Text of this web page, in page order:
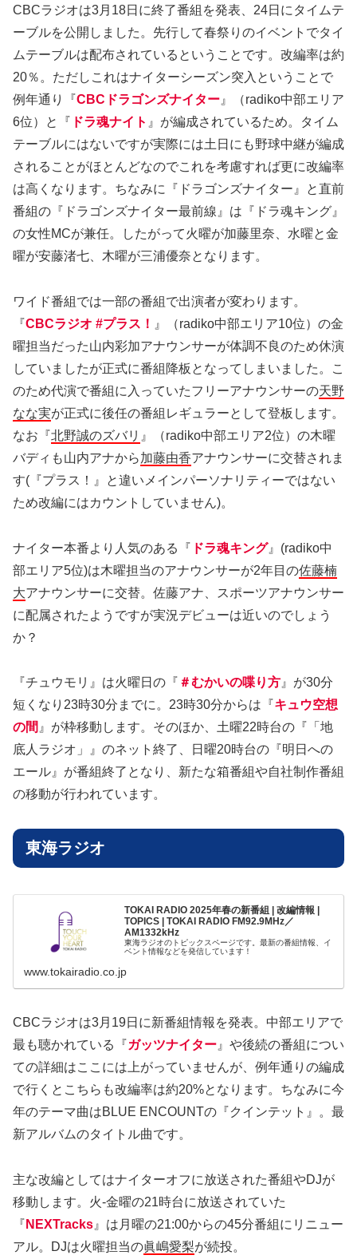
CBCラジオは3月18日に終了番組を発表、24日にタイムテ
ーブルを公開しました。先行して春祭りのイベントでタイ
ムテーブルは配布されているということです。改編率は約
20％。ただしこれはナイターシーズン突入ということで
例年通り『CBCドラゴンズナイター 』（radiko中部エリア
6位）と『 ドラ魂ナイト 』が編成されているため。タイム
テーブルにはないですが実際には土日にも野球中継が編成
されることがほとんどなのでこれを考慮すれば更に改編率
は高くなります。ちなみに『ドラゴンズナイター』と直前
番組の『ドラゴンズナイター最前線』は『ドラ魂キング』
の女性MCが兼任。したがって火曜が加藤里奈、水曜と金
曜が安藤渚七、木曜が三浦優奈となります。
ワイド番組では一部の番組で出演者が変わります。
『CBCラジオ #プラス！ 』（radiko中部エリア10位）の金
曜担当だった山内彩加アナウンサーが体調不良のため休演
していましたが正式に番組降板となってしまいました。こ
のため代演で番組に入っていたフリーアナウンサーの天野
なな実が正式に後任の番組レギュラーとして登板します。
なお『北野誠のズバリ 』（radiko中部エリア2位）の木曜
バディも山内アナから加藤由香アナウンサーに交替されま
す(『プラス！』と違いメインパーソナリティーではない
ため改編にはカウントしていません)。
ナイター本番より人気のある『 ドラ魂キング』(radiko中
部エリア5位)は木曜担当のアナウンサーが2年目の佐藤楠
大アナウンサーに交替。佐藤アナ、スポーツアナウンサー
に配属されたようですが実況デビューは近いのでしょう
か？
『チュウモリ』は火曜日の『 ＃むかいの喋り方 』が30分
短くなり23時30分までに。23時30分からは『キュウ空想
の間 』が枠移動します。そのほか、土曜22時台の『「地
底人ラジオ」』のネット終了、日曜20時台の『明日への
エール』が番組終了となり、新たな箱番組や自社制作番組
の移動が行われています。
東海ラジオ
TOKAI RADIO 2025年春の新番組 | 改編情報 |
TOPICS | TOKAI RADIO FM92.9MHz／
AM1332kHz
東海ラジオのトピックスページです。最新の番組情報、イ
ベント情報などを発信しています！
www.tokairadio.co.jp
CBCラジオは3月19日に新番組情報を発表。中部エリアで
最も聴かれている『ガッツナイター』や後続の番組につい
ての詳細はここには上がっていませんが、例年通りの編成
で行くとこちらも改編率は約20%となります。ちなみに今
年のテーマ曲はBLUE ENCOUNTの『クインテット』。最
新アルバムのタイトル曲です。
主な改編としてはナイターオフに放送された番組やDJが
移動します。火-金曜の21時台に放送されていた
『 NEXTracks 』は月曜の21:00からの45分番組にリニュー
アル。DJは火曜担当の眞嶋愛梨が続投。